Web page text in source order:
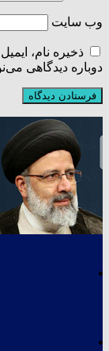
وب‌ سایت
ذخیره نام،
دوباره دیدگاهی